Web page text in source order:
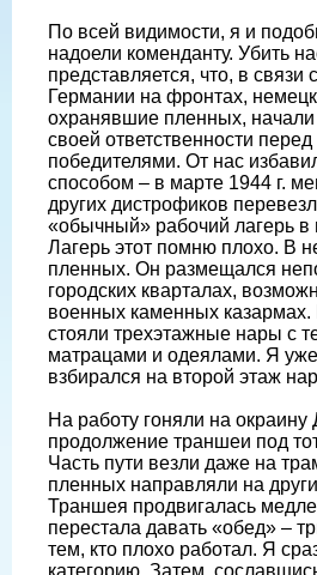
По всей видимости, я и
надоели коменданту. Убить
представляется, что, в
Германии на фронтах,
охранявшие пленных,
своей ответственности
победителями. От нас
способом – в марте 1944 г.
других дистрофиков
«обычный» рабочий лагерь в
Лагерь этот помню плохо. В
пленных. Он размещался
городских кварталах,
военных каменных
стояли трехэтажные нары с
матрацами и одеялами. Я
взбирался на второй этаж
На работу гоняли на окраину
продолжение траншеи под
Часть пути везли даже на
пленных направляли на
Траншея продвигалась
перестала давать «обед» –
тем, кто плохо работал. Я
категорию. Затем,